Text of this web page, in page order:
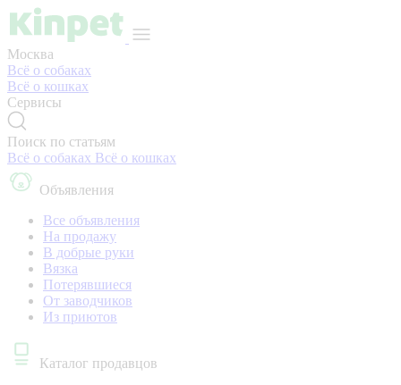
Москва
Всё о собаках
Всё о кошках
Сервисы
Поиск по статьям
Всё о собаках Всё о кошках
Объявления
Все объявления
На продажу
В добрые руки
Вязка
Потерявшиеся
От заводчиков
Из приютов
Каталог продавцов